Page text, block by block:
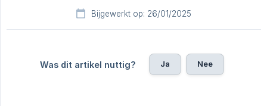
Bijgewerkt op: 26/01/2025
Was dit artikel nuttig? Ja Nee